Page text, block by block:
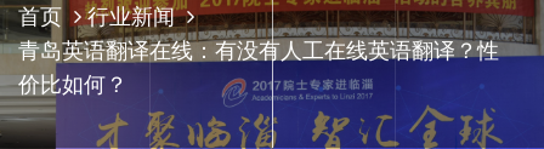
首页
行业新闻
青岛英语翻译在线：有没有人工在线英语翻译？性
价比如何？